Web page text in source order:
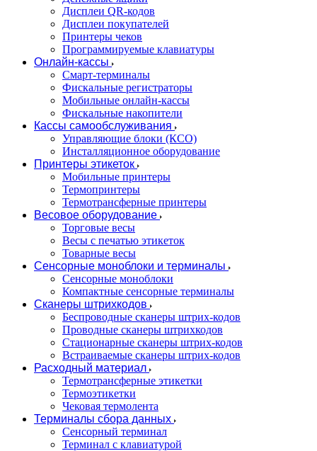
Дисплеи QR-кодов
Дисплеи покупателей
Принтеры чеков
Программируемые клавиатуры
Онлайн-кассы
Смарт-терминалы
Фискальные регистраторы
Мобильные онлайн-кассы
Фискальные накопители
Кассы самообслуживания
Управляющие блоки (КСО)
Инсталляционное оборудование
Принтеры этикеток
Мобильные принтеры
Термопринтеры
Термотрансферные принтеры
Весовое оборудование
Торговые весы
Весы с печатью этикеток
Товарные весы
Сенсорные моноблоки и терминалы
Сенсорные моноблоки
Компактные сенсорные терминалы
Сканеры штрихкодов
Беспроводные сканеры штрих-кодов
Проводные сканеры штрихкодов
Стационарные сканеры штрих-кодов
Встраиваемые сканеры штрих-кодов
Расходный материал
Термотрансферные этикетки
Термоэтикетки
Чековая термолента
Терминалы сбора данных
Сенсорный терминал
Терминал с клавиатурой